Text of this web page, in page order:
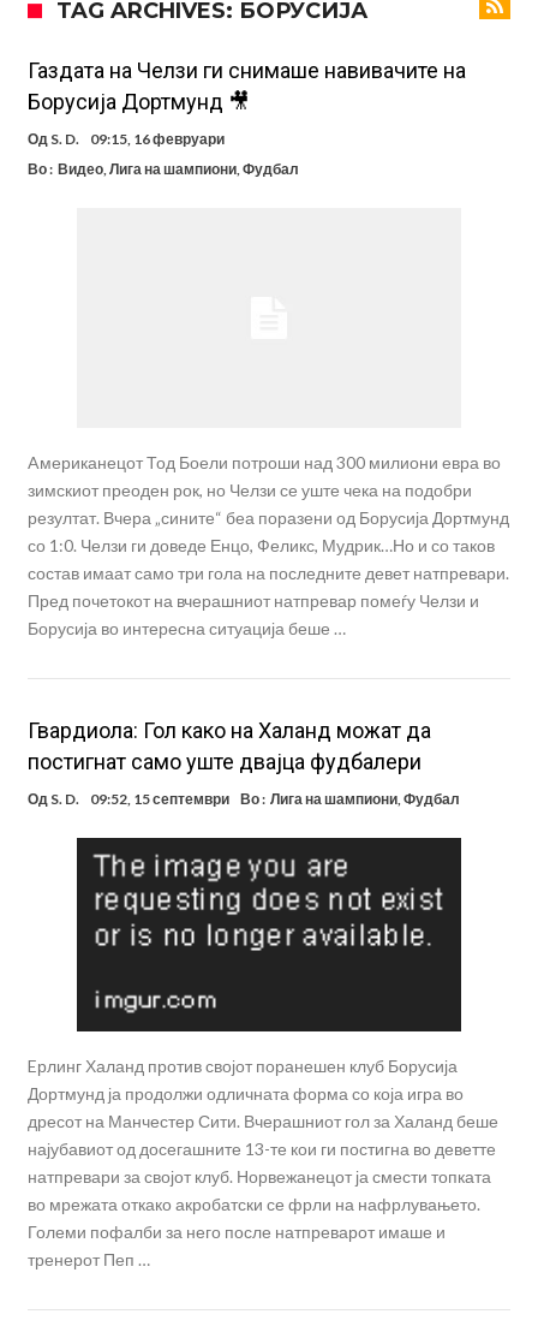
Целосна војна: Барса го растура најважниот летен трансфер на
Атлетико?!
Инфантино имал љубовница: Испливаа скандалозни
информации, добивала пари од УЕФА
Ромеро се согласи на условите со Атлетико
Арсенал со 138 милиони евра тргнува по ѕвездата на Серија А?
TAG ARCHIVES: БОРУСИЈА
Газдата на Челзи ги снимаше навивачите на
Борусија Дортмунд 🎥
Од S. D.
09:15, 16 февруари
Во : Видео, Лига на шампиони, Фудбал
Aмериканецот Тод Боели потроши над 300 милиони евра во
зимскиот преоден рок, но Челзи се уште чека на подобри
резултат. Вчера „сините“ беа поразени од Борусија Дортмунд
со 1:0. Челзи ги доведе Енцо, Феликс, Мудрик…Но и со таков
состав имаат само три гола на последните девет натпревари.
Пред почетокот на вчерашниот натпревар помеѓу Челзи и
Борусија во интересна ситуација беше …
Гвардиола: Гол како на Халанд можат да
постигнат само уште двајца фудбалери
Од S. D. 09:52, 15 септември Во : Лига на шампиони,Фудбал
Eрлинг Халанд против својот поранешен клуб Борусија
Дортмунд ја продолжи одличната форма со која игра во
дресот на Манчестер Сити. Вчерашниот гол за Халанд беше
најубавиот од досегашните 13-те кои ги постигна во деветте
натпревари за својот клуб. Норвежанецот ја смести топката
во мрежата откако акробатски се фрли на нафрлувањето.
Големи пофалби за него после натпреварот имаше и
тренерот Пеп …